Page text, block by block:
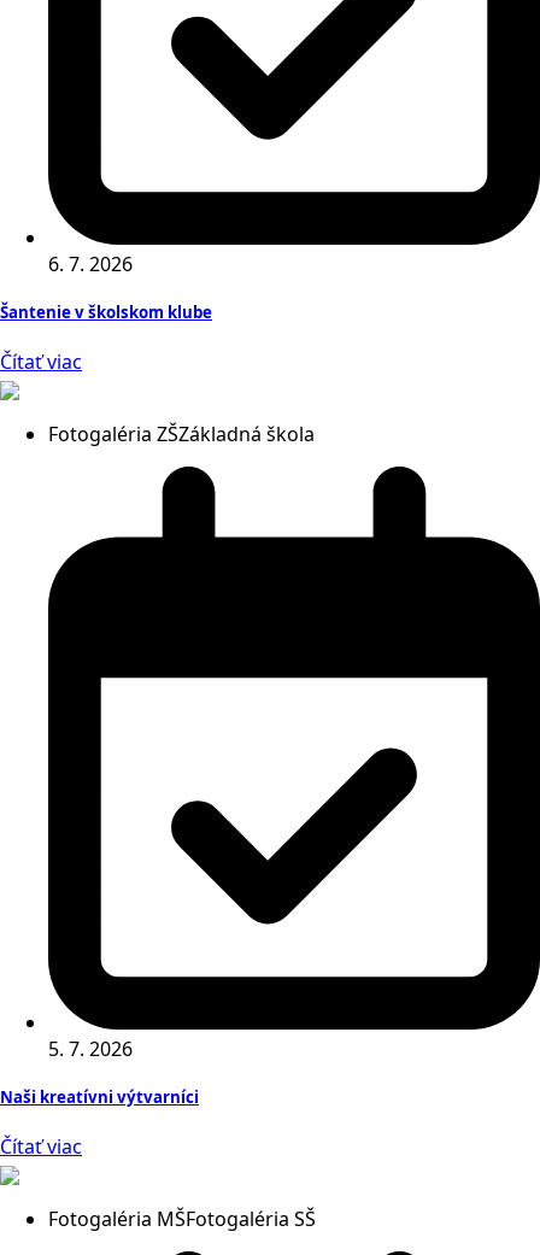
6. 7. 2026
Šantenie v školskom klube
Čítať viac
Fotogaléria ZŠZákladná škola
5. 7. 2026
Naši kreatívni výtvarníci
Čítať viac
Fotogaléria MŠFotogaléria SŠ